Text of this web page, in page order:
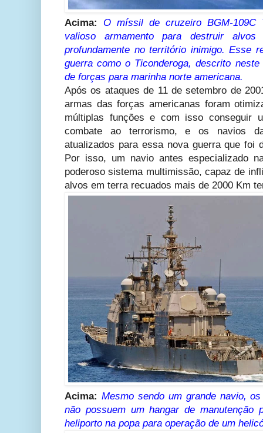
Acima:
O míssil de cruzeiro BGM-109C
valioso armamento para destruir
profundamente no território inimigo. Esse
guerra como o Ticonderoga, descrito
de forças para marinha norte americana.
Após os ataques de 11 de setembro de
armas das forças americanas foram
múltiplas funções e com isso conseguir
combate ao terrorismo, e os navios
atualizados para essa nova guerra que foi
Por isso, um navio antes especializado
poderoso sistema multimissão, capaz de
alvos em terra recuados mais de 2000 Km
Acima: Mesmo sendo um grande navio,
não possuem um hangar de manutenção
heliporto na popa para operação de um